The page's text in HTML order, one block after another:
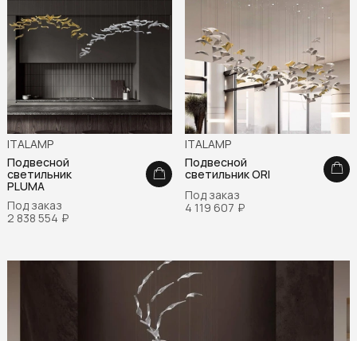
ITALAMP
Подвесной
светильник
PLUMA
Под заказ
2 838 554 ₽
ITALAMP
Подвесной
светильник ORI
Под заказ
4 119 607 ₽